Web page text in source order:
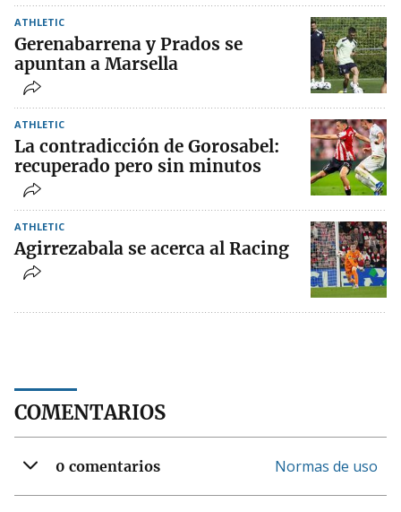
ATHLETIC
Gerenabarrena y Prados se
apuntan a Marsella
ATHLETIC
La contradicción de Gorosabel:
recuperado pero sin minutos
ATHLETIC
Agirrezabala se acerca al Racing
COMENTARIOS
0 comentarios Normas de uso